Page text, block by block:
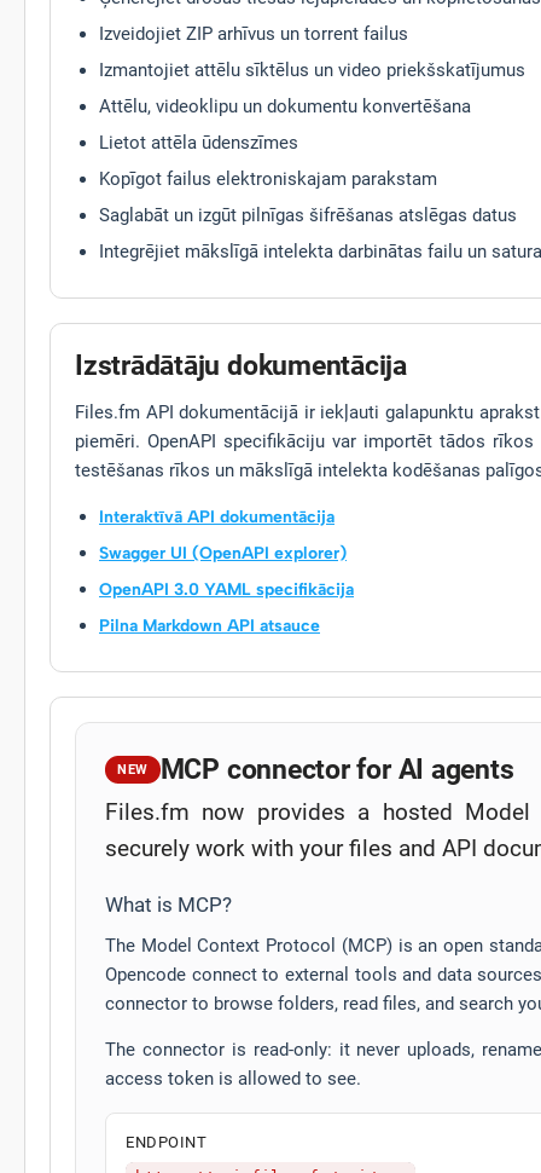
Izveidojiet ZIP arhīvus un torrent failus
Izmantojiet attēlu sīktēlus un video priekšskatījumus
Attēlu, videoklipu un dokumentu konvertēšana
Lietot attēla ūdenszīmes
Kopīgot failus elektroniskajam parakstam
Saglabāt un izgūt pilnīgas šifrēšanas atslēgas datus
Integrējiet mākslīgā intelekta darbinātas failu un
Izstrādātāju dokumentācija
Files.fm API dokumentācijā ir iekļauti galapunktu
piemēri. OpenAPI specifikāciju var importēt tādos
testēšanas rīkos un mākslīgā intelekta kodēšanas
Interaktīvā API dokumentācija
Swagger UI (OpenAPI explorer)
OpenAPI 3.0 YAML specifikācija
Pilna Markdown API atsauce
NEW MCP connector for AI agents
Files.fm now provides a hosted
securely work with your files and API
What is MCP?
The Model Context Protocol (MCP) is an open
Opencode connect to external tools and data
connector to browse folders, read files, and search
The connector is read-only: it never uploads,
access token is allowed to see.
ENDPOINT